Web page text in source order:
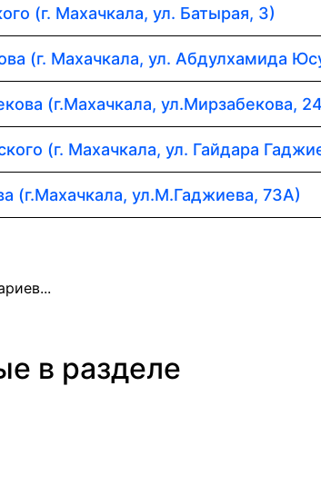
(г. Махачкала, ул. Батырая, 3)
(г. Махачкала, ул. Абдулхамида
(г.Махачкала, ул.Мирзабекова,
(г. Махачкала, ул. Гайдара
(г.Махачкала, ул.М.Гаджиева, 73А)
в разделе